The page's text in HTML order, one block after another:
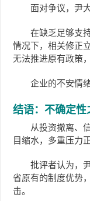
面对争议，尹
在缺乏足够支
情况下，相关修正
无法推进原有政策
企业的不安情
结语：不确定
从投资撤离、
目缩水，多重压力
批评者认为，
省原有的制度优势
击。